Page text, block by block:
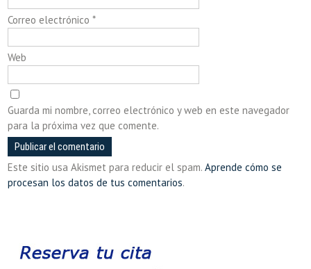
Correo electrónico*
Web
Guarda mi nombre, correo electrónico y web en este navegador
para la próxima vez que comente.
Este sitio usa Akismet para reducir el spam.Aprende cómo se
procesan los datos de tus comentarios.